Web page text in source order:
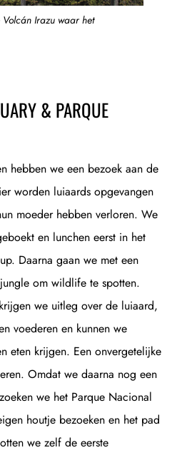
Irazu waar het
& PARQUE
hebben we een bezoek aan de
worden luiaards opgevangen
moeder hebben verloren. We
en lunchen eerst in het
Daarna gaan we met een
om wildlife te spotten.
we uitleg over de luiaard,
voederen en kunnen we
eten krijgen. Een onvergetelijke
Omdat we daarna nog een
we het Parque Nacional
houtje bezoeken en het pad
we zelf de eerste